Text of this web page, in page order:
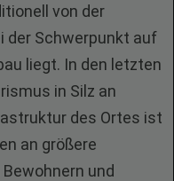
von der
der Schwerpunkt auf
liegt. In den letzten
in Silz an
des Ortes ist
an größere
und